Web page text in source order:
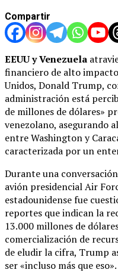
Compartir
EEUU y Venezuela
financiero de alto
Unidos, Donald Trump,
administración está
de millones de dólares»
venezolano, asegurando
entre Washington y
caracterizada por un
Durante una
avión presidencial Air
estadounidense fue
reportes que indican la
13.000 millones de
comercialización de
de eludir la cifra, Trump
ser «incluso más que eso».